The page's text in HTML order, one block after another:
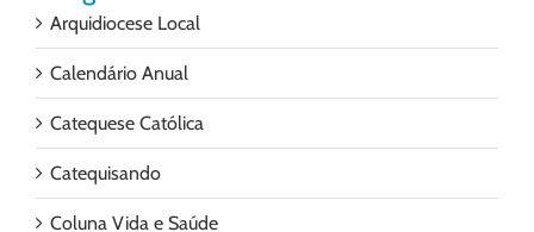
Arquidiocese Local
Calendário Anual
Catequese Católica
Catequisando
Coluna Vida e Saúde